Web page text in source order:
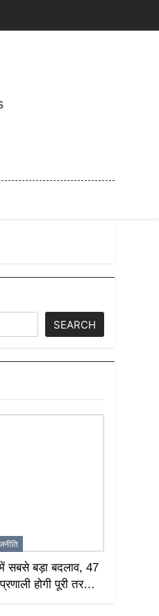
SEARCH
सबसे बड़ा बदलाव, 47
होगी पूरी तरह